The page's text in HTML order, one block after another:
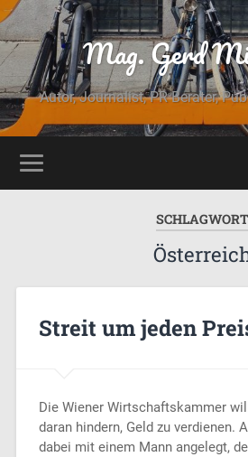
Mag. Gerd
Autor, Journalist, PR Berater,
SCHLAGWORT
Streit um jeden
Die Wiener Wirtschaftskammer
daran hindern, Geld zu verdienen.
dabei mit einem Mann angelegt,